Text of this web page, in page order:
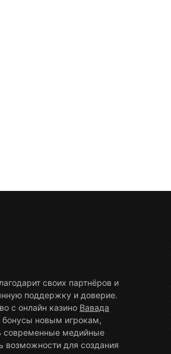
своих партнёров и
поддержку и доверие.
с онлайн казино Вавада
бонусы новым игрокам,
современные медийные
возможности для создания